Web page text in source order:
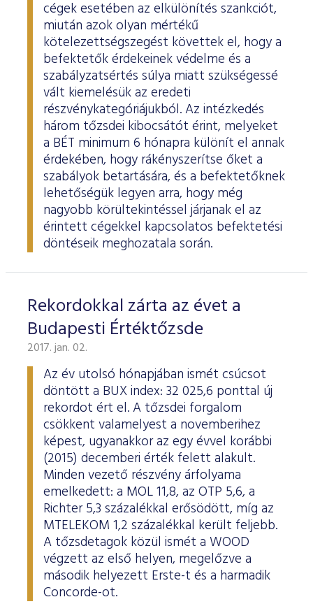
cégek esetében az elkülönítés szankciót,
miután azok olyan mértékű
kötelezettségszegést követtek el, hogy a
befektetők érdekeinek védelme és a
szabályzatsértés súlya miatt szükségessé
vált kiemelésük az eredeti
részvénykategóriájukból. Az intézkedés
három tőzsdei kibocsátót érint, melyeket
a BÉT minimum 6 hónapra különít el annak
érdekében, hogy rákényszerítse őket a
szabályok betartására, és a befektetőknek
lehetőségük legyen arra, hogy még
nagyobb körültekintéssel járjanak el az
érintett cégekkel kapcsolatos befektetési
döntéseik meghozatala során.
Rekordokkal zárta az évet a
Budapesti Értéktőzsde
2017. jan. 02.
Az év utolsó hónapjában ismét csúcsot
döntött a BUX index: 32 025,6 ponttal új
rekordot ért el. A tőzsdei forgalom
csökkent valamelyest a novemberihez
képest, ugyanakkor az egy évvel korábbi
(2015) decemberi érték felett alakult.
Minden vezető részvény árfolyama
emelkedett: a MOL 11,8, az OTP 5,6, a
Richter 5,3 százalékkal erősödött, míg az
MTELEKOM 1,2 százalékkal került feljebb.
A tőzsdetagok közül ismét a WOOD
végzett az első helyen, megelőzve a
második helyezett Erste-t és a harmadik
Concorde-ot.